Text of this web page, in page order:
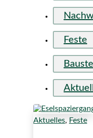
Feste
Aktuelles, Feste